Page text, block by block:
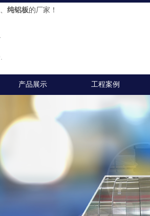
、 纯铝板的厂家！
产品展示 工程案例